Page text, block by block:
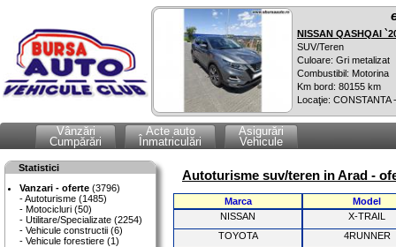
NISSAN QASHQAI
SUV/Teren
Culoare: Gri metalizat
Combustibil: Motorina
Km bord: 80155 km
Locaţie: CONSTANTA
Vânzări
Cumpărări
Acte auto
Înmatriculări
Asigurări
Vehicule
Statistici
Vanzari - oferte (3796)
Autoturisme (1485)
Motocicluri (50)
Utilitare/Specializate (2254)
Vehicule constructii (6)
Vehicule forestiere (1)
Autoturisme suv/teren in Arad -
Marca
Model
NISSAN
X-TRAIL
TOYOTA
4RUNNER